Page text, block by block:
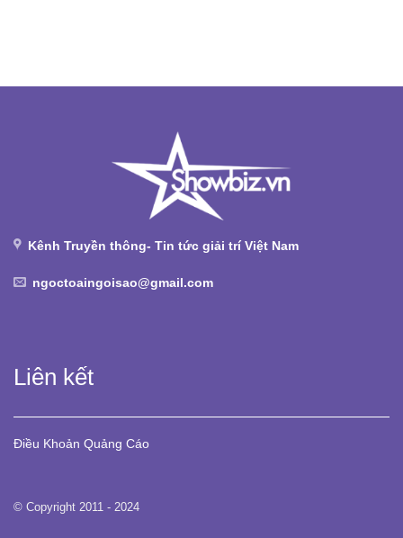
Kênh Truyền thông- Tin tức giải trí Việt Nam
ngoctoaingoisao@gmail.com
Liên kết
Điều Khoản Quảng Cáo
© Copyright 2011 - 2024